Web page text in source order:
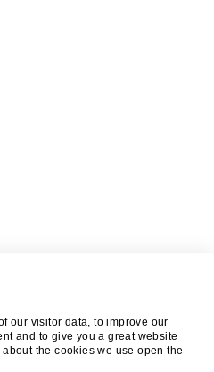
our visitor data, to improve our
and to give you a great website
the cookies we use open the